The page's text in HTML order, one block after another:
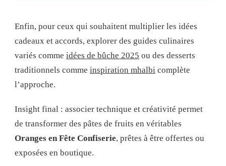
Enfin, pour ceux qui souhaitent multiplier les idées
cadeaux et accords, explorer des guides culinaires
variés comme idées de bûche 2025 ou des desserts
traditionnels comme inspiration mhalbi complète
l’approche.
Insight final : associer technique et créativité permet
de transformer des pâtes de fruits en véritables
Oranges en Fête Confiserie, prêtes à être offertes ou
exposées en boutique.